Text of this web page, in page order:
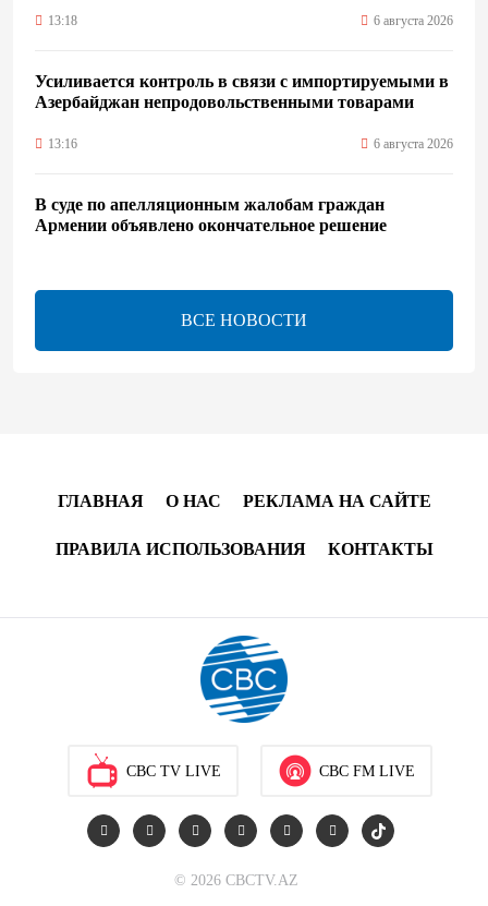
13:18 6 августа 2026
Усиливается контроль в связи с импортируемыми в
Азербайджан непродовольственными товарами
13:16 6 августа 2026
В суде по апелляционным жалобам граждан
Армении объявлено окончательное решение
Цены на азербайджанскую нефть изменились
разнонаправленно
Казахстан расширит меры поддержки
отечественных производителей и продвижения
5 августа 2026
В Иране раскрыли данные о выработке
ВСЕ НОВОСТИ
ГЛАВНАЯ О НАС РЕКЛАМА НА САЙТЕ
ПРАВИЛА ИСПОЛЬЗОВАНИЯ КОНТАКТЫ
CBC TV LIVE CBC FM LIVE
© 2026 CBCTV.AZ